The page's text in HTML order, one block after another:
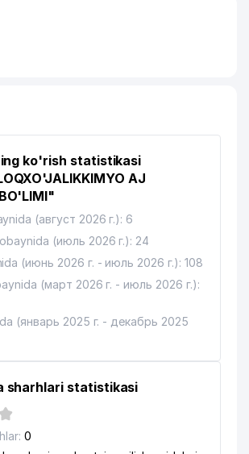
ko'rish statistikasi
AJ
(август 2026 г.): 6
(июль 2026 г.): 24
(июнь 2026 г. - июль 2026 г.): 108
(март 2026 г. - июль 2026 г.):
(январь 2025 г. - декабрь 2025
sharhlari statistikasi
0